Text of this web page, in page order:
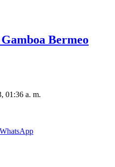
Bermeo
01:36 a. m.